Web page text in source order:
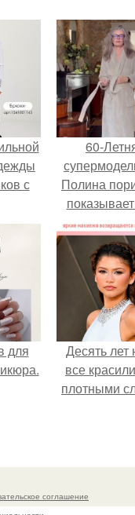
с
60-
Полина
без
чтобы
мы все
для
Десять лет
все
плотными
соглашение